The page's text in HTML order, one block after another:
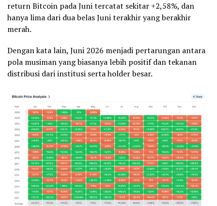
return Bitcoin pada Juni tercatat sekitar +2,58%, dan
hanya lima dari dua belas Juni terakhir yang berakhir
merah.
Dengan kata lain, Juni 2026 menjadi pertarungan antara
pola musiman yang biasanya lebih positif dan tekanan
distribusi dari institusi serta holder besar.